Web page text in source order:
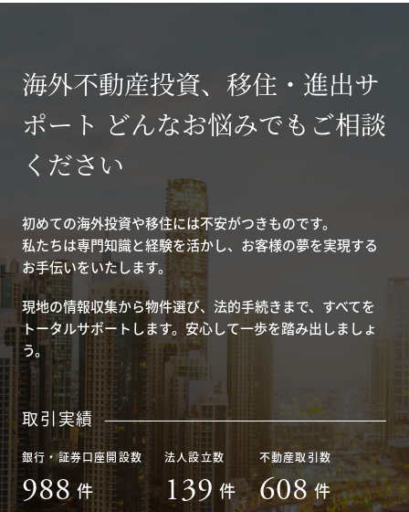
海外不動産投資、移住・進出サ
ポート どんなお悩みでもご相談
ください
初めての海外投資や移住には不安がつきものです。
私たちは専門知識と経験を活かし、お客様の夢を実現する
お手伝いをいたします。
現地の情報収集から物件選び、法的手続きまで、すべてを
トータルサポートします。安心して一歩を踏み出しましょ
う。
取引実績
銀行・証券口座開設数
988 件
法人設立数
139 件
不動産取引数
608 件